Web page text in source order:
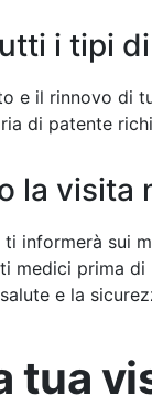
i tipi
e il rinnovo di
di patente
la visita
informerà sui
medici prima
e la
tua